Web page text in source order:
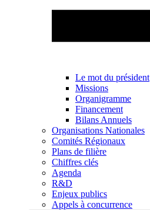
Le mot du président
Missions
Organigramme
Financement
Bilans Annuels
Organisations Nationales
Comités Régionaux
Plans de filière
Chiffres clés
Agenda
R&D
Enjeux publics
Appels à concurrence